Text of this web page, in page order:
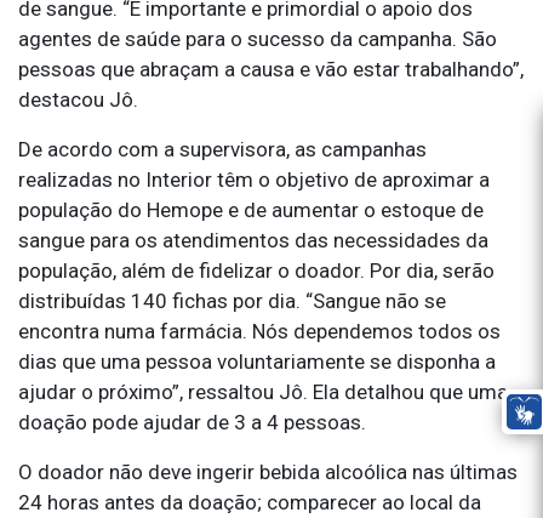
de sangue. “É importante e primordial o apoio dos
agentes de saúde para o sucesso da campanha. São
pessoas que abraçam a causa e vão estar trabalhando”,
destacou Jô.
De acordo com a supervisora, as campanhas
realizadas no Interior têm o objetivo de aproximar a
população do Hemope e de aumentar o estoque de
sangue para os atendimentos das necessidades da
população, além de fidelizar o doador. Por dia, serão
distribuídas 140 fichas por dia. “Sangue não se
encontra numa farmácia. Nós dependemos todos os
dias que uma pessoa voluntariamente se disponha a
ajudar o próximo”, ressaltou Jô. Ela detalhou que uma
doação pode ajudar de 3 a 4 pessoas.
O doador não deve ingerir bebida alcoólica nas últimas
24 horas antes da doação; comparecer ao local da